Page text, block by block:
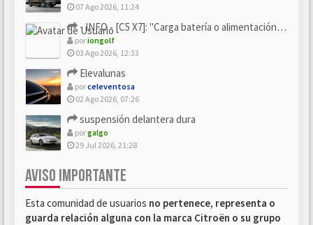
07 Ago 2026, 11:24
- INFO - [C5 X7]: "Carga batería o alimentación eléctri...
poriongolf
03 Ago 2026, 12:33
Elevalunas
porceleventosa
02 Ago 2026, 07:26
suspensión delantera dura
porgalgo
29 Jul 2026, 21:28
AVISO IMPORTANTE
Esta comunidad de usuarios no pertenece, representa o
guarda relación alguna con la marca Citroën o su grupo